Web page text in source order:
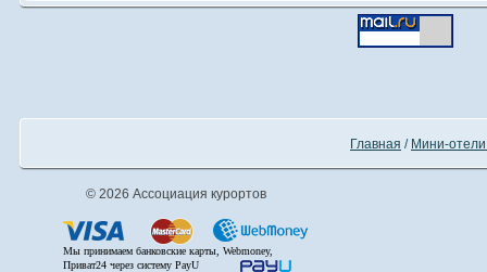
Главная / Мини-
© 2026 Ассоциация курортов
Мы принимаем банковские карты, Webmoney,
Приват24 через систему PayU